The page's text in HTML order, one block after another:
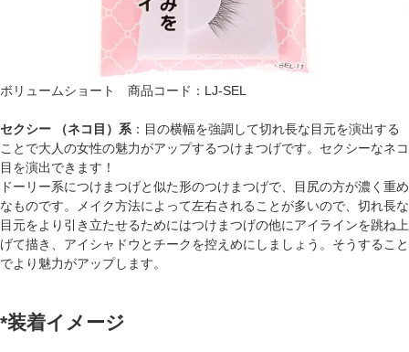
ボリュームショート 商品コード：LJ-SEL
セクシー （ネコ目）系 ：目の横幅を強調して切れ長な目元を演出する
ことで大人の女性の魅力がアップするつけまつげです。セクシーなネコ
目を演出できます！
ドーリー系につけまつげと似た形のつけまつげで、目尻の方が濃く重め
なものです。メイク方法によって左右されることが多いので、切れ長な
目元をより引き立たせるためにはつけまつげの他にアイラインを跳ね上
げて描き、アイシャドウとチークを控えめにしましょう。そうすること
でより魅力がアップします。
*装着イメージ